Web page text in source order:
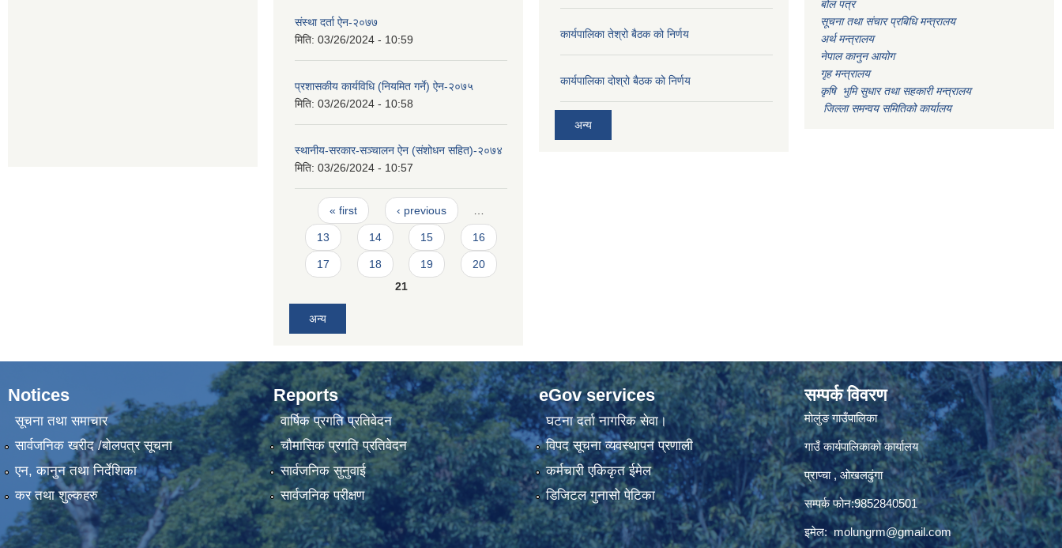
संस्था दर्ता ऐन-२०७७
मिति: 03/26/2024 - 10:59
प्रशासकीय कार्यविधि (नियमित गर्ने) ऐन-२०७५
मिति: 03/26/2024 - 10:58
स्थानीय-सरकार-सञ्चालन ऐन (संशोधन सहित)-२०७४
मिति: 03/26/2024 - 10:57
Pages
« first ‹ previous
13 14 15 16
17 18 19
20
21
अन्य
कार्यपालिका तेश्रो बैठक को निर्णय
कार्यपालिका दोश्रो बैठक को निर्णय
अन्य
बोल पत्र
सूचना तथा संचार प्रबिधि मन्त्रालय
अर्थ मन्त्रालय
नेपाल कानुन आयोग
गृह मन्त्रालय
कृषि भुमि सुधार तथा सहकारी मन्त्रालय
जिल्ला समन्वय समितिको कार्यालय
Notices
सूचना तथा समाचार
सार्वजनिक खरीद /बोलपत्र सूचना
एन, कानुन तथा निर्देशिका
कर तथा शुल्कहरु
Reports
वार्षिक प्रगति प्रतिवेदन
चौमासिक प्रगति प्रतिवेदन
सार्वजनिक सुनुवाई
सार्वजनिक परीक्षण
eGov services
घटना दर्ता नागरिक सेवा।
विपद सूचना व्यवस्थापन प्रणाली
कर्मचारी एकिकृत ईमेल
डिजिटल गुनासो पेटिका
सम्पर्क विवरण
मोलुंङ गाउँपालिका
गाउँ कार्यपालिकाको कार्यालय
प्राप्चा , ओखलढुंगा
सम्पर्क फोन:9852840501
इमेल:molungrm@gmail.com